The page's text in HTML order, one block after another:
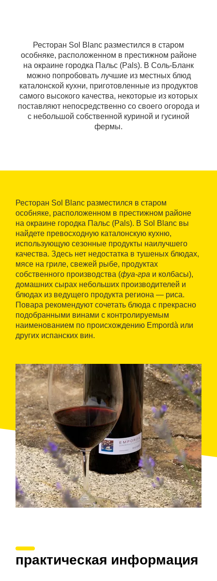
Ресторан Sol Blanc разместился в старом
особняке, расположенном в престижном районе
на окраине городка Пальс (Pals). В Соль-Бланк
можно попробовать лучшие из местных блюд
каталонской кухни, приготовленные из продуктов
самого высокого качества, некоторые из которых
поставляют непосредственно со своего огорода и
с небольшой собственной куриной и гусиной
фермы.
Ресторан Sol Blanc разместился в старом
особняке, расположенном в престижном районе
на окраине городка Пальс (Pals). В Sol Blanc вы
найдете превосходную каталонскую кухню,
использующую сезонные продукты наилучшего
качества. Здесь нет недостатка в тушеных блюдах,
мясе на гриле, свежей рыбе, продуктах
собственного производства (фуа-гра и колбасы),
домашних сырах небольших производителей и
блюдах из ведущего продукта региона — риса.
Повара рекомендуют сочетать блюда с прекрасно
подобранными винами с контролируемым
наименованием по происхождению Empordà или
других испанских вин.
практическая информация